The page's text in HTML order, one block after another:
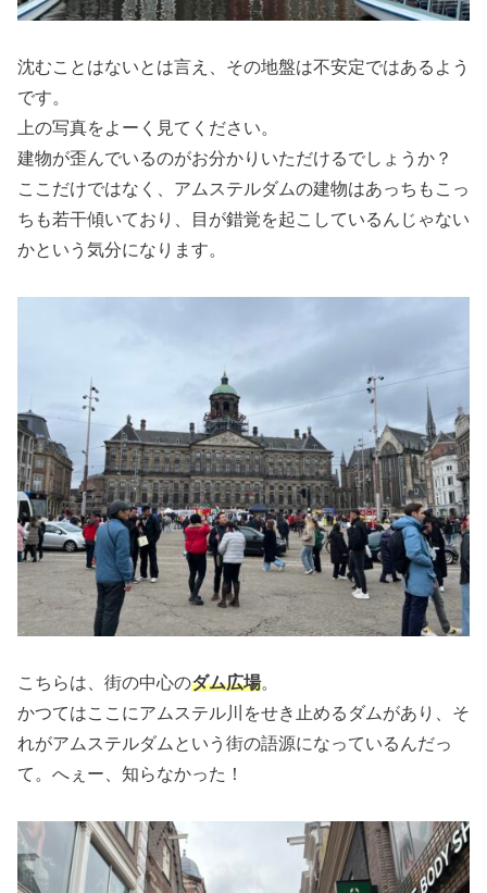
沈むことはないとは言え、その地盤は不安定ではあるよう
です。
上の写真をよーく見てください。
建物が歪んでいるのがお分かりいただけるでしょうか？
ここだけではなく、アムステルダムの建物はあっちもこっ
ちも若干傾いており、目が錯覚を起こしているんじゃない
かという気分になります。
こちらは、街の中心のダム広場。
かつてはここにアムステル川をせき止めるダムがあり、そ
れがアムステルダムという街の語源になっているんだっ
て。へぇー、知らなかった！